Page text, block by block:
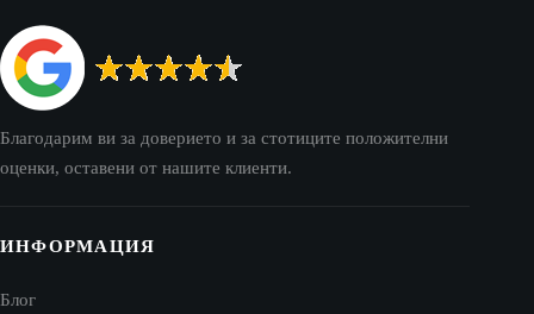
Благодарим ви за доверието и за стотиците положителни
оценки, оставени от нашите клиенти.
ИНФОРМАЦИЯ
Блог